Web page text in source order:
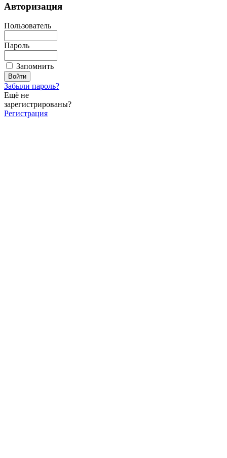
Авторизация
Пользователь
Пароль
Запомнить
Забыли пароль?
Ещё не
зарегистрированы?
Регистрация